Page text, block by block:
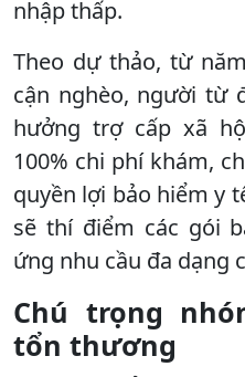
nhập thấp.
Theo dự thảo, từ
cận nghèo, người từ
hưởng trợ cấp xã
100% chi phí khám,
quyền lợi bảo hiểm y
sẽ thí điểm các gói
ứng nhu cầu đa dạng
Chú trọng
tổn thương